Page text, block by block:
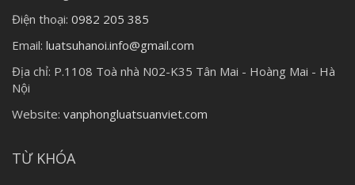
Điện thoại: 0982 205 385
Email: luatsuhanoi.info@gmail.com
Địa chỉ: P.1108 Toà nhà N02-K35 Tân Mai - Hoàng Mai - Hà
Nội
Website: vanphongluatsuanviet.com
TỪ KHÓA